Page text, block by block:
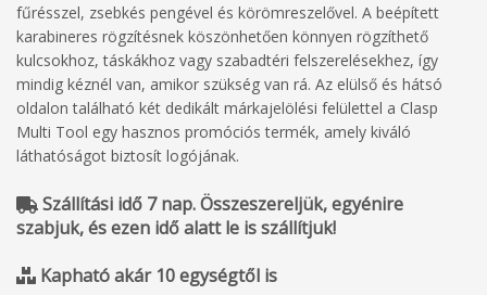
fűrésszel, zsebkés pengével és körömreszelővel. A beépített
karabineres rögzítésnek köszönhetően könnyen rögzíthető
kulcsokhoz, táskákhoz vagy szabadtéri felszerelésekhez, így
mindig kéznél van, amikor szükség van rá. Az elülső és hátsó
oldalon található két dedikált márkajelölési felülettel a Clasp
Multi Tool egy hasznos promóciós termék, amely kiváló
láthatóságot biztosít logójának.
Szállítási idő 7 nap. Összeszereljük, egyénire
szabjuk, és ezen idő alatt le is szállítjuk!
Kapható akár 10 egységtől is